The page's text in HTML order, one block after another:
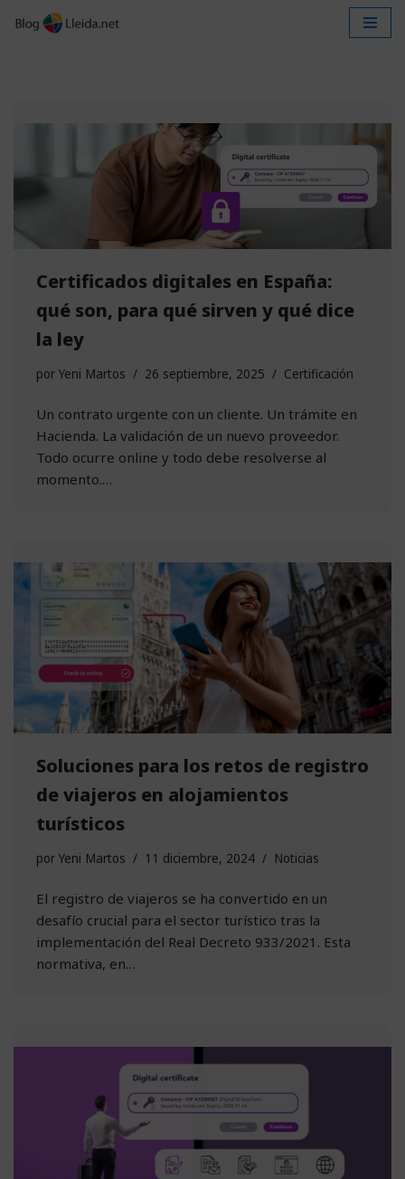
Certificados digitales en España:
qué son, para qué sirven y qué dice
la ley
por Yeni Martos 26 septiembre, 2025 Certificación
Un contrato urgente con un cliente. Un trámite en
Hacienda. La validación de un nuevo proveedor.
Todo ocurre online y todo debe resolverse al
momento.…
Soluciones para los retos de registro
de viajeros en alojamientos
turísticos
por Yeni Martos 11 diciembre, 2024 Noticias
El registro de viajeros se ha convertido en un
desafío crucial para el sector turístico tras la
implementación del Real Decreto 933/2021. Esta
normativa, en…